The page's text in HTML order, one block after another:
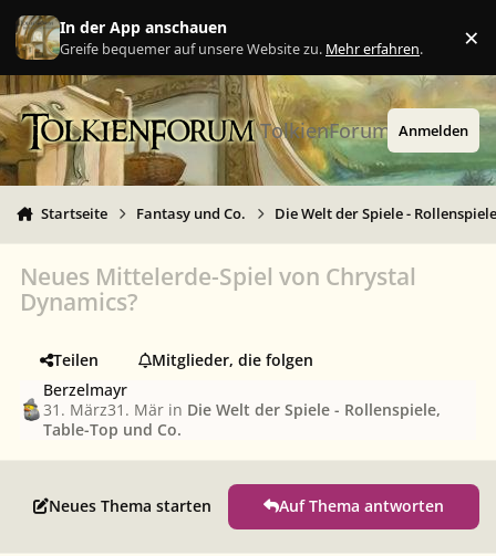
Zu Inhalt springen
In der App anschauen
Greife bequemer auf unsere Website zu. Mehr erfahren. ×
TolkienForum Anmelden
Startseite Fantasy und Co. Die Welt der Spiele -
Neues Mittelerde-Spiel von Chrystal
Dynamics?
Teilen
Mitglieder, die folgen
Berzelmayr
31. März31. Mär in Die Welt der Spiele - Rollenspiele,
Table-Top und Co.
Neues Thema starten Auf Thema antworten